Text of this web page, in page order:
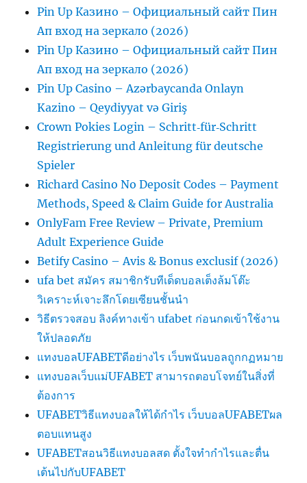
Pin Up Казино – Официальный сайт Пин
Ап вход на зеркало (2026)
Pin Up Казино – Официальный сайт Пин
Ап вход на зеркало (2026)
Pin Up Casino – Azərbaycanda Onlayn
Kazino – Qeydiyyat və Giriş
Crown Pokies Login – Schritt‑für‑Schritt
Registrierung und Anleitung für deutsche
Spieler
Richard Casino No Deposit Codes – Payment
Methods, Speed & Claim Guide for Australia
OnlyFam Free Review – Private, Premium
Adult Experience Guide
Betify Casino – Avis & Bonus exclusif (2026)
ufa bet สมัคร สมาชิกรับทีเด็ดบอลเต็งล้มโต๊ะ
วิเคราะห์เจาะลึกโดยเซียนชั้นนำ
วิธีตรวจสอบ ลิงค์ทางเข้า ufabet ก่อนกดเข้าใช้งาน
ให้ปลอดภัย
แทงบอลUFABETดีอย่างไร เว็บพนันบอลถูกกฏหมาย
แทงบอลเว็บแม่UFABET สามารถตอบโจทย์ในสิ่งที่
ต้องการ
UFABETวิธีแทงบอลให้ได้กำไร เว็บบอลUFABETผล
ตอบแทนสูง
UFABETสอนวิธีแทงบอลสด ตั้งใจทำกำไรและตื่น
เต้นไปกับUFABET